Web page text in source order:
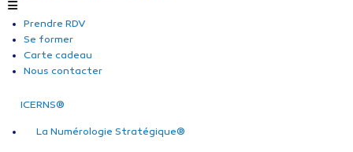
Prendre RDV
Se former
Carte cadeau
Nous contacter
ICERNS®
La Numérologie Stratégique®